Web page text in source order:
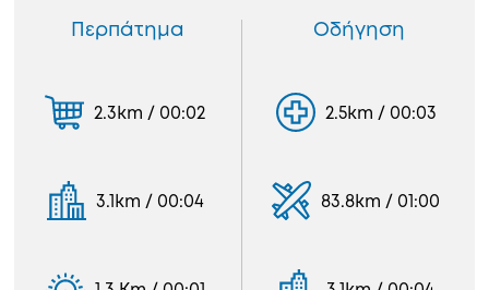
Περπάτημα
2.3km / 00:02
3.1km / 00:04
Οδήγηση
2.5km / 00:03
83.8km / 01:00